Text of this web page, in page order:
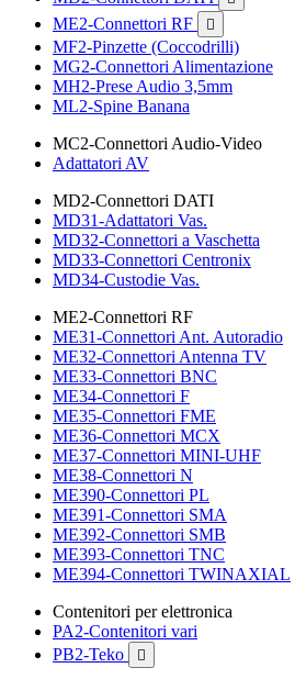
ME2-Connettori RF 
MF2-Pinzette (Coccodrilli)
MG2-Connettori Alimentazione
MH2-Prese Audio 3,5mm
ML2-Spine Banana
MC2-Connettori Audio-Video
Adattatori AV
MD2-Connettori DATI
MD31-Adattatori Vas.
MD32-Connettori a Vaschetta
MD33-Connettori Centronix
MD34-Custodie Vas.
ME2-Connettori RF
ME31-Connettori Ant. Autoradio
ME32-Connettori Antenna TV
ME33-Connettori BNC
ME34-Connettori F
ME35-Connettori FME
ME36-Connettori MCX
ME37-Connettori MINI-UHF
ME38-Connettori N
ME390-Connettori PL
ME391-Connettori SMA
ME392-Connettori SMB
ME393-Connettori TNC
ME394-Connettori TWINAXIAL
Contenitori per elettronica
PA2-Contenitori vari
PB2-Teko
